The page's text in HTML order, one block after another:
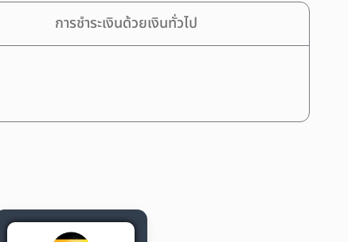
การชำระเงินด้วยเงินทั่วไป